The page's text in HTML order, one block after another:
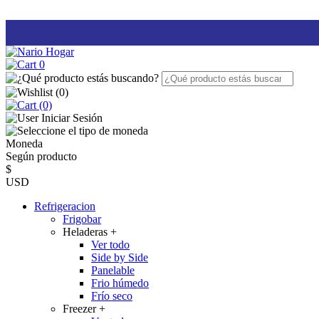
0
(0)
(0)
Iniciar Sesión
Moneda
Según producto
$
USD
Refrigeracion
Frigobar
Heladeras +
Ver todo
Side by Side
Panelable
Frio húmedo
Frío seco
Freezer+